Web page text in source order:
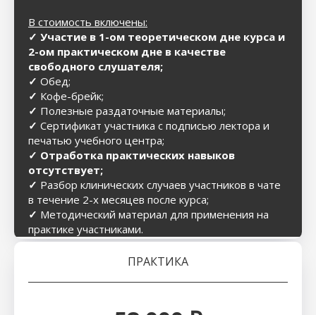
В стоимость включены:
✓ Участие в 1-ом теоретическом дне курса и
2-ом практическом дне в качестве
свободного слушателя;
✓ Обед;
✓ Кофе-брейк;
✓ Полезные раздаточные материалы;
✓ Сертификат участника с подписью лектора и
печатью учебного центра;
✓ Отработка практических навыков
отсутствует;
✓ Разбор клинических случаев участников в чате
в течение 2-х месяцев после курса;
✓ Методический материал для применения на
практике участниками.
ПРАКТИКА